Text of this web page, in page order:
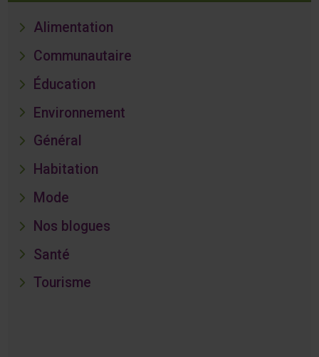
Alimentation
Communautaire
Éducation
Environnement
Général
Habitation
Mode
Nos blogues
Santé
Tourisme